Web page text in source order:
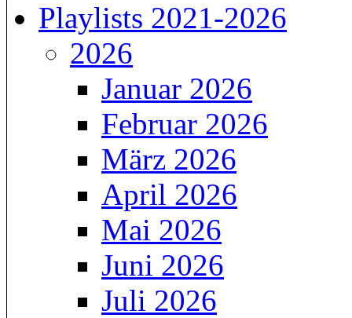
Playlists 2021-2026
2026
Januar 2026
Februar 2026
März 2026
April 2026
Mai 2026
Juni 2026
Juli 2026